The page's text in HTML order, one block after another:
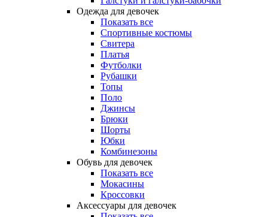
Одежда для девочек
Показать все
Спортивные костюмы
Свитера
Платья
Футболки
Рубашки
Топы
Поло
Джинсы
Брюки
Шорты
Юбки
Комбинезоны
Обувь для девочек
Показать все
Мокасины
Кроссовки
Аксессуары для девочек